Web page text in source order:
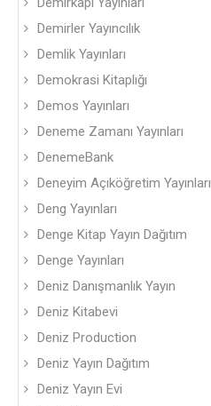
Demirler Yayıncılık
Demlik Yayınları
Demokrasi Kitaplığı
Demos Yayınları
Deneme Zamanı Yayınları
DenemeBank
Deneyim Açıköğretim Yayınları
Deng Yayınları
Denge Kitap Yayın Dağıtım
Denge Yayınları
Deniz Danışmanlık Yayın
Deniz Kitabevi
Deniz Production
Deniz Yayın Dağıtım
Deniz Yayın Evi